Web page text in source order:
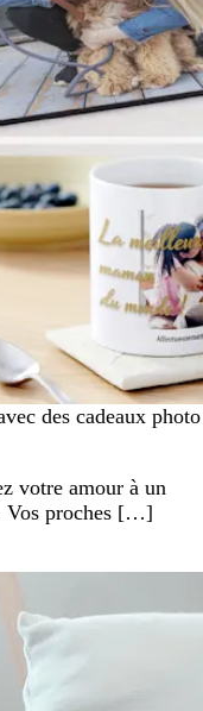
des cadeaux photo
votre amour à un
Vos proches […]